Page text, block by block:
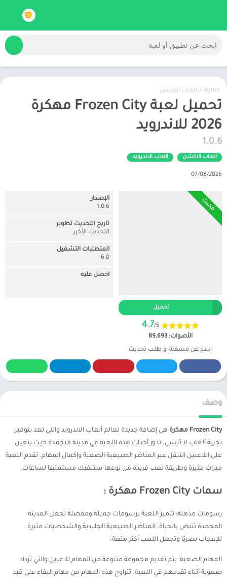
Home
/ العاب الاكشن
تحميل لعبة Frozen City مهكرة
2026 للاندرويد
1.0.6
العاب الاكشن العاب الاندرويد
07/08/2026
محدث
تحميل
4.7/5
الأصوات: 89,693
ابلاغ عن مشكلة او طلب تحديث
الإصدار
1.0.6
تاريخ التحديث تطوير
التحديث الأخير
المتطلبات التشغيل
6.0
احصل عليه
وصف
Frozen City مهكرة
هي إضافة جديدة لعالم ألعاب الاندرويد والتي تعد بتوفير
تجربة ألعاب لا تُنسى. تدور أحداث هذه اللعبة في مدينة متجمدة حيث يتعين
على اللاعبين التنقل عبر المناظر الطبيعية الصعبة وإكمال المهام. تقدم اللعبة
ميزات مثيرة وطريقة لعب فريدة من نوعها ستبقيك مستمتعا لساعات.
سمات Frozen City مهكرة :
رسومات مذهلة: تتميز اللعبة برسومات جميلة ومفصلة تجعل المدينة
المجمدة تنبض بالحياة. المناظر الطبيعية الجليدية والشخصيات مثيرة
للإعجاب بصريًا وتجعل اللعب أكثر متعة.
المهام الصعبة: يتم تقديم مجموعة متنوعة من المهام للاعبين والتي تزداد
صعوبة أثناء تقدمهم في اللعبة. تتراوح هذه المهام من مهام البقاء على قيد